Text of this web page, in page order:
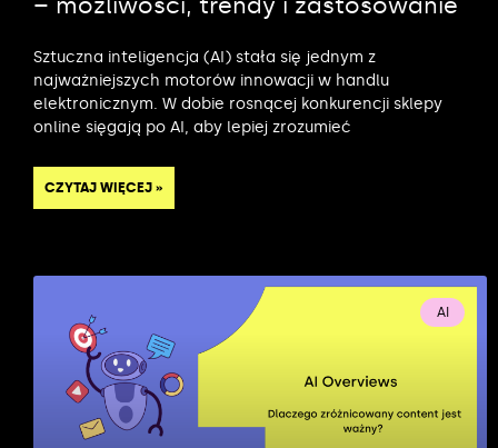
Sztuczna inteligencja (AI) stała się jednym z
najważniejszych motorów innowacji w handlu
elektronicznym. W dobie rosnącej konkurencji sklepy
online sięgają po AI, aby lepiej zrozumieć
CZYTAJ WIĘCEJ »
AI